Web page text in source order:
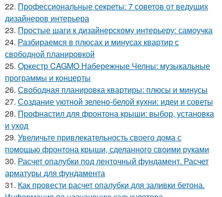
22. Профессиональные секреты: 7 советов от ведущих
дизайнеров интерьера
23. Простые шаги к дизайнерскому интерьеру: самоучка
24. Разбираемся в плюсах и минусах квартир с
свободной планировкой
25. Оркестр CAGMO Набережные Челны: музыкальные
программы и концерты
26. Свободная планировка квартиры: плюсы и минусы
27. Создание уютной зелено-белой кухни: идеи и советы
28. Профнастил для фронтона крыши: выбор, установка
и уход
29. Увеличьте привлекательность своего дома с
помощью фронтона крыши, сделанного своими руками
30. Расчет опалубки под ленточный фундамент. Расчет
арматуры для фундамента
31. Как провести расчет опалубки для заливки бетона.